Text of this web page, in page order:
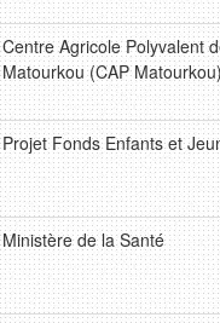
Centre Agricole Polyvalent
Matourkou (CAP
Projet Fonds Enfants et
Ministère de la Santé